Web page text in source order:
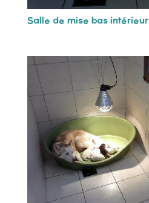
Salle de mise bas intérieur